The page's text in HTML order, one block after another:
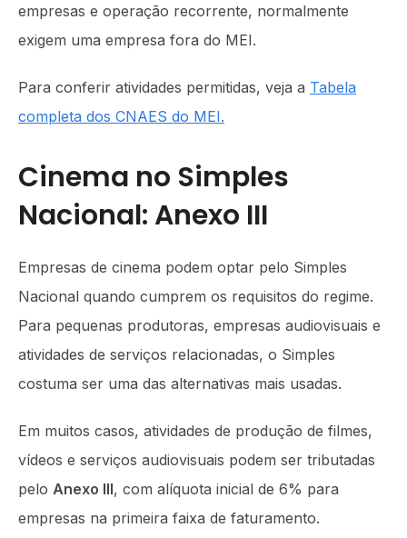
empresas e operação recorrente, normalmente
exigem uma empresa fora do MEI.
Para conferir atividades permitidas, veja a Tabela
completa dos CNAES do MEI.
Cinema no Simples
Nacional: Anexo III
Empresas de cinema podem optar pelo Simples
Nacional quando cumprem os requisitos do regime.
Para pequenas produtoras, empresas audiovisuais e
atividades de serviços relacionadas, o Simples
costuma ser uma das alternativas mais usadas.
Em muitos casos, atividades de produção de filmes,
vídeos e serviços audiovisuais podem ser tributadas
pelo Anexo III, com alíquota inicial de 6% para
empresas na primeira faixa de faturamento.